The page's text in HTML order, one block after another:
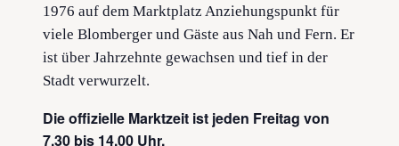
1976 auf dem Marktplatz Anziehungspunkt für
viele Blomberger und Gäste aus Nah und Fern. Er
ist über Jahrzehnte gewachsen und tief in der
Stadt verwurzelt.
Die offizielle Marktzeit ist jeden Freitag von
7.30 bis 14.00 Uhr.